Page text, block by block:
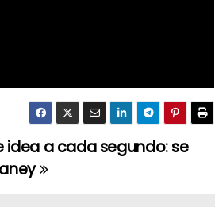
idea a cada segundo: se